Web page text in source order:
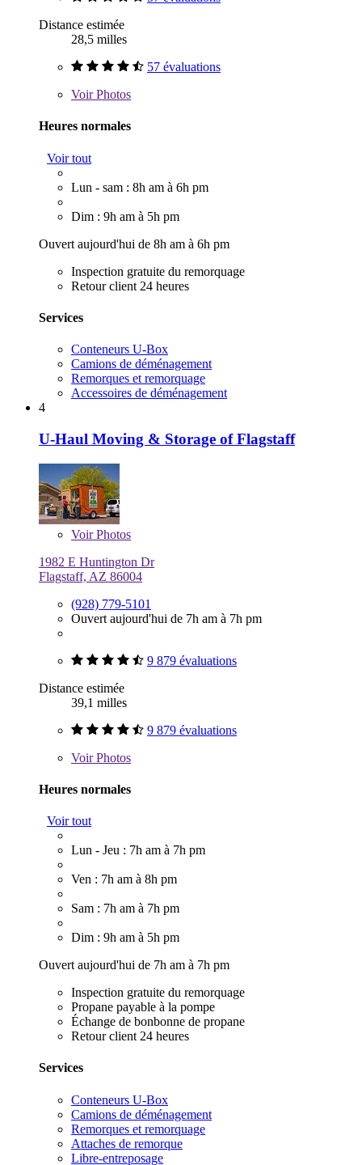
Distance estimée
28,5 milles
57 évaluations
VoirPhotos
Heures normales
Voir tout
Lun - sam : 8h am à 6h pm
Dim : 9h am à 5h pm
Ouvert aujourd'hui de 8h am à 6h pm
Inspection gratuite du remorquage
Retour client 24 heures
Services
Conteneurs U-Box
Camions de déménagement
Remorques et remorquage
Accessoires de déménagement
4
U-Haul Moving & Storage of Flagstaff
VoirPhotos
1982 E Huntington Dr
Flagstaff, AZ 86004
(928) 779-5101
Ouvert aujourd'hui de 7h am à 7h pm
9 879 évaluations
Distance estimée
39,1 milles
9 879 évaluations
VoirPhotos
Heures normales
Voir tout
Lun - Jeu : 7h am à 7h pm
Ven : 7h am à 8h pm
Sam : 7h am à 7h pm
Dim : 9h am à 5h pm
Ouvert aujourd'hui de 7h am à 7h pm
Inspection gratuite du remorquage
Propane payable à la pompe
Échange de bonbonne de propane
Retour client 24 heures
Services
Conteneurs U-Box
Camions de déménagement
Remorques et remorquage
Attaches de remorque
Libre-entreposage